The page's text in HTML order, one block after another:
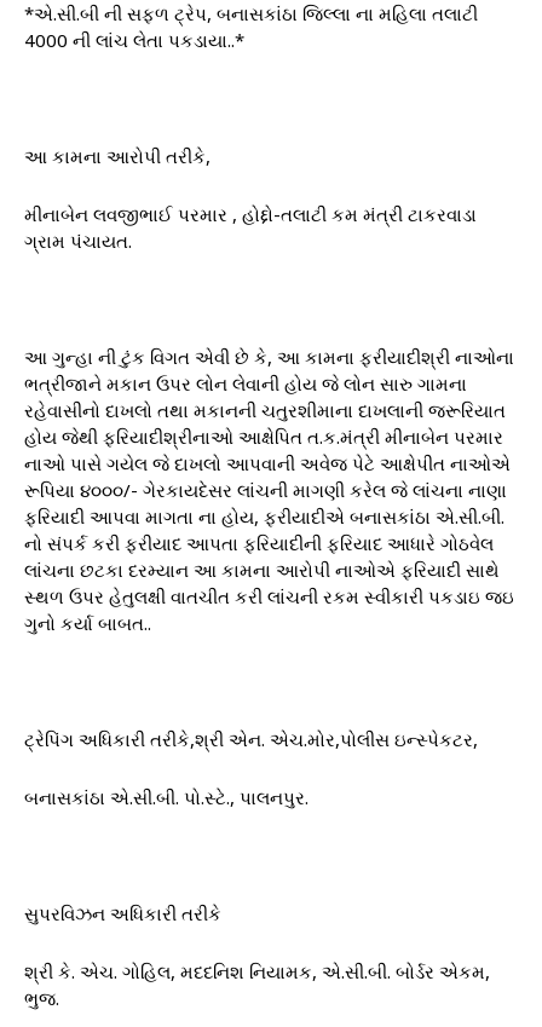
*એ.સી.બી ની સફળ ટ્રેપ, બનાસકાંઠા જિલ્લા ના મહિલા તલાટી
4000 ની લાંચ લેતા પકડાયા..*
આ કામના આરોપી તરીકે,
મીનાબેન લવજીભાઈ પરમાર , હોદ્દો-તલાટી કમ મંત્રી ટાકરવાડા
ગ્રામ પંચાયત.
આ ગુન્હા ની ટુંક વિગત એવી છે કે, આ કામના ફરીયાદીશ્રી નાઓના
ભત્રીજાને મકાન ઉપર લોન લેવાની હોય જે લોન સારુ ગામના
રહેવાસીનો દાખલો તથા મકાનની ચતુરશીમાના દાખલાની જરૂરિયાત
હોય જેથી ફરિયાદીશ્રીનાઓ આક્ષેપિત ત.ક.મંત્રી મીનાબેન પરમાર
નાઓ પાસે ગયેલ જે દાખલો આપવાની અવેજ પેટે આક્ષેપીત નાઓએ
રૂપિયા ૪૦૦૦/- ગેરકાયદેસર લાંચની માગણી કરેલ જે લાંચના નાણા
ફરિયાદી આપવા માગતા ના હોય, ફરીયાદીએ બનાસકાંઠા એ.સી.બી.
નો સંપર્ક કરી ફરીયાદ આપતા ફરિયાદીની ફરિયાદ આધારે ગોઠવેલ
લાંચના છટકા દરમ્યાન આ કામના આરોપી નાઓએ ફરિયાદી સાથે
સ્થળ ઉપર હેતુલક્ષી વાતચીત કરી લાંચની રકમ સ્વીકારી પકડાઇ જઇ
ગુનો કર્યા બાબત..
ટ્રેપિંગ અધિકારી તરીકે,શ્રી એન. એચ.મોર,પોલીસ ઇન્સ્પેકટર,
બનાસકાંઠા એ.સી.બી. પો.સ્ટે., પાલનપુર.
સુપરવિઝન અધિકારી તરીકે
શ્રી કે. એચ. ગોહિલ, મદદનિશ નિયામક, એ.સી.બી. બોર્ડર એકમ,
ભુજ.